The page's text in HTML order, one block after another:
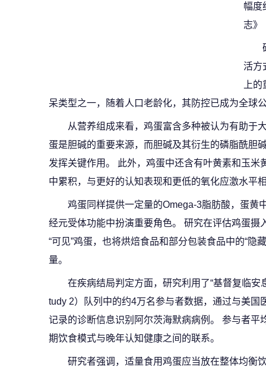
幅度
志》
活方
上
呆类型之一，随着人口老龄化，其防控已成为全球
从营养组成来看，鸡蛋富含多种被认为有助于
蛋是胆碱的重要来源，而胆碱及其衍生的磷脂酰胆
发挥关键作用。 此外，鸡蛋中还含有叶黄素和玉
中累积，与更好的认知表现和更低的氧化应激水平
鸡蛋同样提供一定量的Omega-3脂肪酸，蛋黄
经元受体功能中扮演重要角色。 研究在评估鸡蛋摄
“可见”鸡蛋，也将烘焙食品和部分包装食品中的“隐
量。
在疾病结局判定方面，研究利用了“基督复临
tudy 2）队列中的约4万名参与者数据，通过与美国
记录的诊断信息识别阿尔茨海默病病例。 参与者平
期饮食模式与晚年认知健康之间的联系。
研究者强调，适量食用鸡蛋应当放在整体均衡